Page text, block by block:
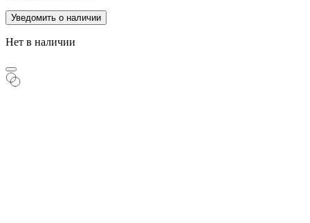
Уведомить о наличии
Нет в наличии